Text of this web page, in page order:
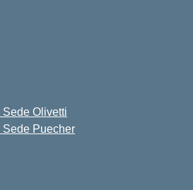
Olivetti
Puecher